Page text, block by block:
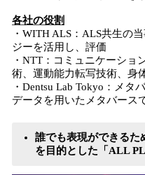
各社の役割
・WITH ALS：ALS共生の
ジーを活用し、評価
・NTT：コミュニケーショ
術、運動能力転写技術、身
・Dentsu Lab Tokyo：メタ
データを用いたメタバース
誰でも表現ができるた
を目的とした「ALL